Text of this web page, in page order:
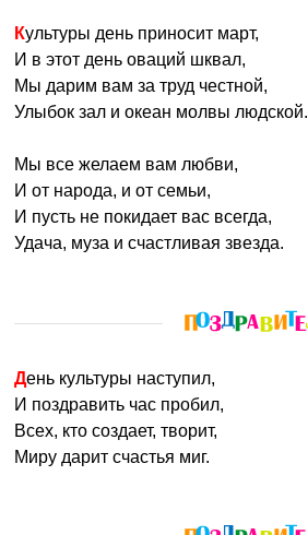
Культуры день приносит март,
И в этот день оваций шквал,
Мы дарим вам за труд честной,
Улыбок зал и океан молвы людской.
Мы все желаем вам любви,
И от народа, и от семьи,
И пусть не покидает вас всегда,
Удача, муза и счастливая звезда.
День культуры наступил,
И поздравить час пробил,
Всех, кто создает, творит,
Миру дарит счастья миг.